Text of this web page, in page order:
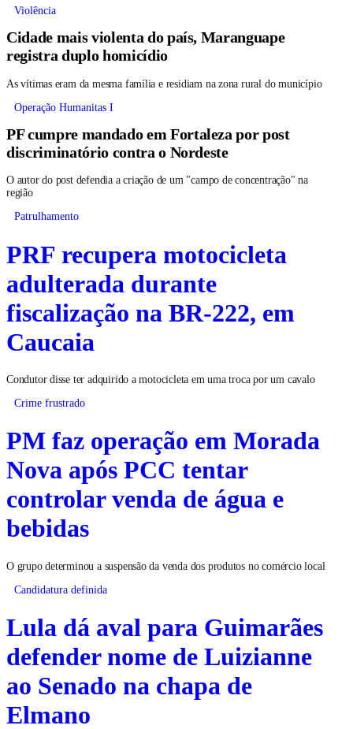
Violência
Cidade mais violenta do país, Maranguape
registra duplo homicídio
As vítimas eram da mesma família e residiam na zona rural do município
Operação Humanitas I
PF cumpre mandado em Fortaleza por post
discriminatório contra o Nordeste
O autor do post defendia a criação de um "campo de concentração" na
região
Patrulhamento
PRF recupera motocicleta
adulterada durante
fiscalização na BR-222, em
Caucaia
Condutor disse ter adquirido a motocicleta em uma troca por um cavalo
Crime frustrado
PM faz operação em Morada
Nova após PCC tentar
controlar venda de água e
bebidas
O grupo determinou a suspensão da venda dos produtos no comércio local
Candidatura definida
Lula dá aval para Guimarães
defender nome de Luizianne
ao Senado na chapa de
Elmano